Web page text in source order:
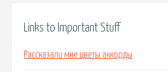
Links to Important Stuff
Рассказали мне цветы аккорды